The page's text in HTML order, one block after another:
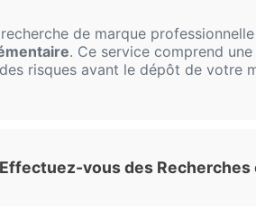
de marque
. Ce service comprend
risques avant le dépôt de votre
Effectuez-vous des Recherches